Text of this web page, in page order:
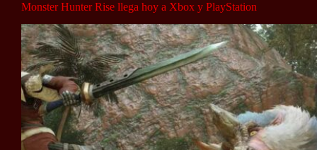
Monster Hunter Rise llega hoy a Xbox y PlayStation